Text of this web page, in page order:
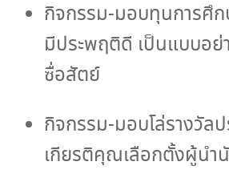
กิจกรรม-มอบทุนการศึ
มีประพฤติดี เป็นแบบอย่
ซื่อสัตย์
กิจกรรม-มอบโล่รางวัลป
เกียรติคุณเลือกตั้งผู้นำ